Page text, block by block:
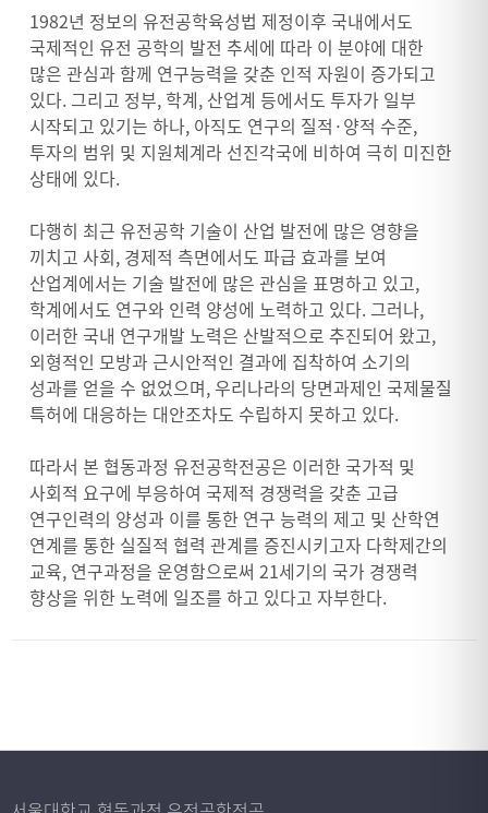
1982년 정보의 유전공학육성법 제정이후 국내에서도
국제적인 유전 공학의 발전 추세에 따라 이 분야에 대한
많은 관심과 함께 연구능력을 갖춘 인적 자원이 증가되고
있다. 그리고 정부, 학계, 산업계 등에서도 투자가 일부
시작되고 있기는 하나, 아직도 연구의 질적·양적 수준,
투자의 범위 및 지원체계라 선진각국에 비하여 극히 미진한
상태에 있다.
다행히 최근 유전공학 기술이 산업 발전에 많은 영향을
끼치고 사회, 경제적 측면에서도 파급 효과를 보여
산업계에서는 기술 발전에 많은 관심을 표명하고 있고,
학계에서도 연구와 인력 양성에 노력하고 있다. 그러나,
이러한 국내 연구개발 노력은 산발적으로 추진되어 왔고,
외형적인 모방과 근시안적인 결과에 집착하여 소기의
성과를 얻을 수 없었으며, 우리나라의 당면과제인 국제물질
특허에 대응하는 대안조차도 수립하지 못하고 있다.
따라서 본 협동과정 유전공학전공은 이러한 국가적 및
사회적 요구에 부응하여 국제적 경쟁력을 갖춘 고급
연구인력의 양성과 이를 통한 연구 능력의 제고 및 산학연
연계를 통한 실질적 협력 관계를 증진시키고자 다학제간의
교육, 연구과정을 운영함으로써 21세기의 국가 경쟁력
향상을 위한 노력에 일조를 하고 있다고 자부한다.